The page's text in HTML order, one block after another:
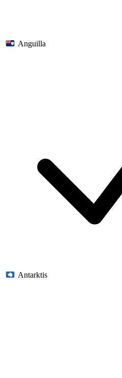
Anguilla
Antarktis